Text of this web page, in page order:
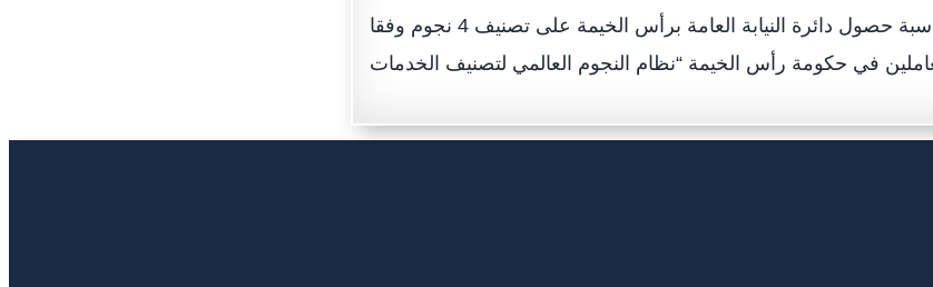
لإمارة رأس الخيمة، وذلك بمناسبة حصول دائرة النيابة العامة برأس الخيمة على تصنيف 4 نجوم وفقا